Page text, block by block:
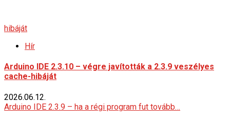
hibáját
Hír
Arduino IDE 2.3.10 – végre javították a 2.3.9 veszélyes
cache-hibáját
2026.06.12.
Arduino IDE 2.3.9 – ha a régi program fut tovább…